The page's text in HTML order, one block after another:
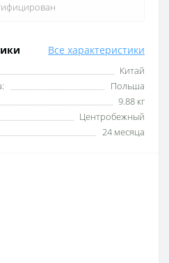
Все характеристики
Китай
Польша
9.88 кг
Центробежный
24 месяца